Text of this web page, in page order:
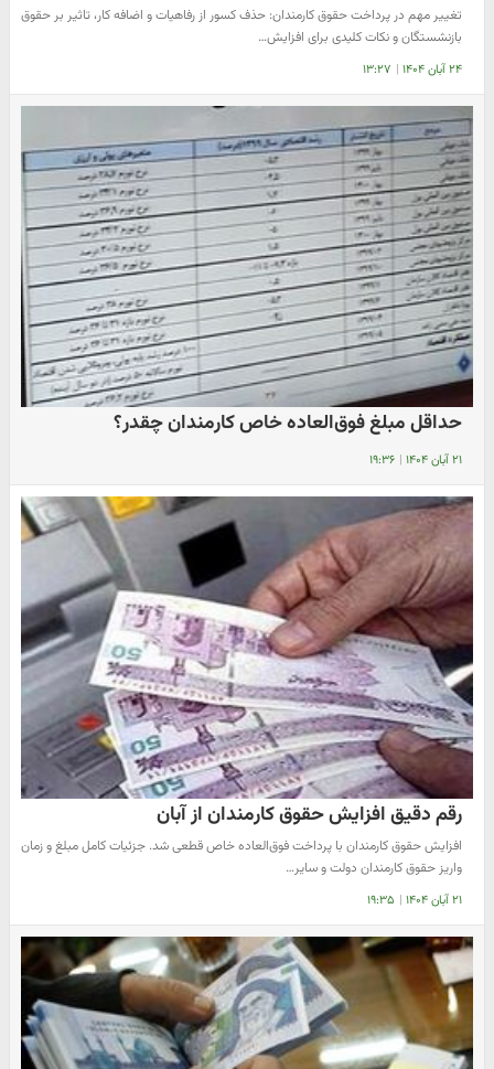
تغییر مهم در پرداخت حقوق کارمندان: حذف کسور از رفاهیات و اضافه کار، تاثیر بر حقوق
بازنشستگان و نکات کلیدی برای افزایش…
۲۴ آبان ۱۴۰۴ | ۱۳:۲۷
حداقل مبلغ فوق‌العاده خاص کارمندان چقدر؟
۲۱ آبان ۱۴۰۴ | ۱۹:۳۶
رقم دقیق افزایش حقوق کارمندان از آبان
افزایش حقوق کارمندان با پرداخت فوق‌العاده خاص قطعی شد. جزئیات کامل مبلغ و زمان
واریز حقوق کارمندان دولت و سایر…
۲۱ آبان ۱۴۰۴ | ۱۹:۳۵